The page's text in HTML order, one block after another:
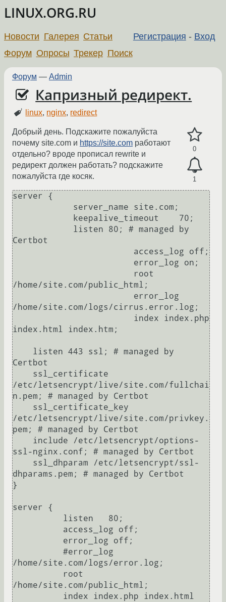
LINUX.ORG.RU
Регистрация - Вход
Новости Галерея Статьи
Форум Опросы Трекер Поиск
Форум — Admin
Капризный редирект.
linux, nginx, redirect
0
1
Добрый день. Подскажите пожалуйста
почему site.com и https://site.com работают
отдельно? вроде прописал rewrite и
редирект должен работать? подскажите
пожалуйста где косяк.
server {
Certbot
/home/site.com/public_html;
/home/site.com/logs/cirrus.error.log;
index.html index.htm;
Certbot
/etc/letsencrypt/live/site.com/fullchai
n.pem; # managed by Certbot
/etc/letsencrypt/live/site.com/privkey.
pem; # managed by Certbot
ssl-nginx.conf; # managed by Certbot
dhparams.pem; # managed by Certbot
}
server {
/home/site.com/logs/error.log;
/home/site.com/public_html;